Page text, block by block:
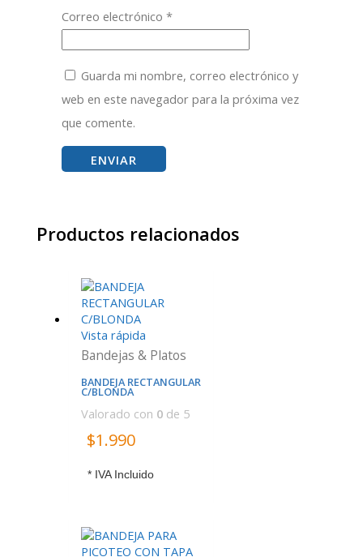
Correo electrónico*
Guarda mi nombre, correo electrónico y
web en este navegador para la próxima vez
que comente.
Productos relacionados
Vista rápida
Bandejas & Platos
BANDEJA RECTANGULAR
C/BLONDA
Valorado con 0de 5
$1.990
* IVA Incluido